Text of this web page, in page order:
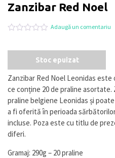
Zanzibar Red Noel
5
pe
a
evaluări
de
la
clienți
Adaugă un comentariu
Stoc epuizat
Zanzibar Red Noel Leonidas
ce conține 20 de praline asortate.
praline belgiene Leonidas și
a fi oferită în perioada
incluse. Poza este cu titlu de
diferi.
Gramaj: 290g – 20 praline